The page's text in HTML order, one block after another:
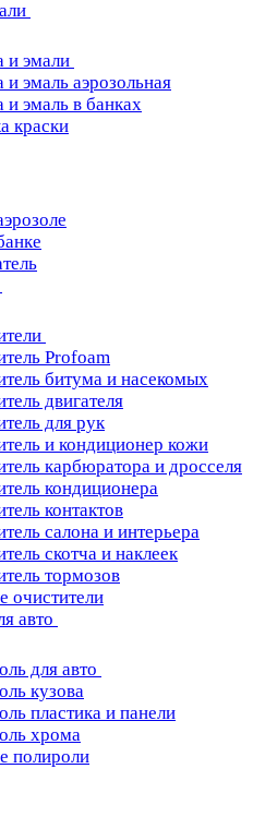
и эмали
и эмаль аэрозольная
и эмаль в банках
краски
Profoam
битума и насекомых
двигателя
для рук
и кондиционер кожи
карбюратора и дросселя
кондиционера
контактов
салона и интерьера
скотча и наклеек
тормозов
очистители
авто
для авто
кузова
пластика и панели
хрома
полироли